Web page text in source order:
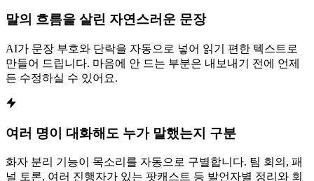
말의 흐름을 살린 자연스러운 문장
AI가 문장 부호와 단락을 자동으로 넣어 읽기 편한 텍스트로
만들어 드립니다. 마음에 안 드는 부분은 내보내기 전에 언제
든 수정하실 수 있어요.
여러 명이 대화해도 누가 말했는지 구분
화자 분리 기능이 목소리를 자동으로 구별합니다. 팀 회의, 패
널 토론, 여러 진행자가 있는 팟캐스트 등 발언자별 정리와 회